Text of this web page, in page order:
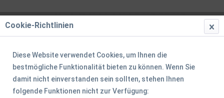
Cookie-Richtlinien
Diese Website verwendet Cookies, um Ihnen die
bestmögliche Funktionalität bieten zu können. Wenn Sie
damit nicht einverstanden sein sollten, stehen Ihnen
folgende Funktionen nicht zur Verfügung: